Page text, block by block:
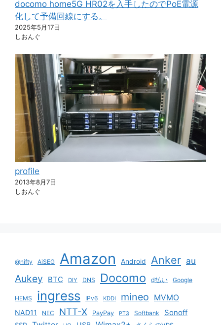
docomo home5G HR02を入手したのでPoE電源
化して予備回線にする。
2025年5月17日
しおんぐ
profile
2013年8月7日
しおんぐ
@nifty AiSEG Amazon Android Anker au
Aukey BTC DIY DNS Docomo d払い Google
HEMS ingress IPv6 KDDI mineo MVMO
NAD11 NEC NTT-X PayPay PT3 Softbank Sonoff